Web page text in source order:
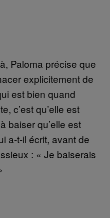
Paloma précise que
explicitement de
est bien quand
c’est qu’elle est
baiser qu’elle est
a-t-il écrit, avant de
: « Je baiserais